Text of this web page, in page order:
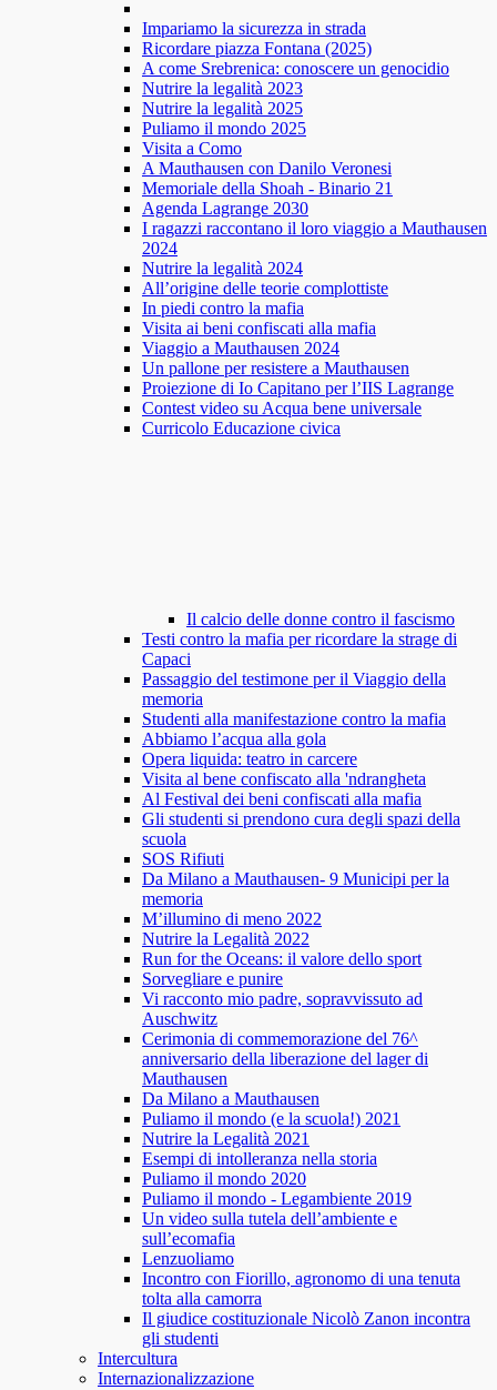
Impariamo la sicurezza in strada
Ricordare piazza Fontana (2025)
A come Srebrenica: conoscere un genocidio
Nutrire la legalità 2023
Nutrire la legalità 2025
Puliamo il mondo 2025
Visita a Como
A Mauthausen con Danilo Veronesi
Memoriale della Shoah - Binario 21
Agenda Lagrange 2030
I ragazzi raccontano il loro viaggio a Mauthausen
2024
Nutrire la legalità 2024
All’origine delle teorie complottiste
In piedi contro la mafia
Visita ai beni confiscati alla mafia
Viaggio a Mauthausen 2024
Un pallone per resistere a Mauthausen
Proiezione di Io Capitano per l’IIS Lagrange
Contest video su Acqua bene universale
Curricolo Educazione civica
Il calcio delle donne contro il fascismo
Testi contro la mafia per ricordare la strage di
Capaci
Passaggio del testimone per il Viaggio della
memoria
Studenti alla manifestazione contro la mafia
Abbiamo l’acqua alla gola
Opera liquida: teatro in carcere
Visita al bene confiscato alla 'ndrangheta
Al Festival dei beni confiscati alla mafia
Gli studenti si prendono cura degli spazi della
scuola
SOS Rifiuti
Da Milano a Mauthausen- 9 Municipi per la
memoria
M’illumino di meno 2022
Nutrire la Legalità 2022
Run for the Oceans: il valore dello sport
Sorvegliare e punire
Vi racconto mio padre, sopravvissuto ad
Auschwitz
Cerimonia di commemorazione del 76^
anniversario della liberazione del lager di
Mauthausen
Da Milano a Mauthausen
Puliamo il mondo (e la scuola!) 2021
Nutrire la Legalità 2021
Esempi di intolleranza nella storia
Puliamo il mondo 2020
Puliamo il mondo - Legambiente 2019
Un video sulla tutela dell’ambiente e
sull’ecomafia
Lenzuoliamo
Incontro con Fiorillo, agronomo di una tenuta
tolta alla camorra
Il giudice costituzionale Nicolò Zanon incontra
gli studenti
Intercultura
Internazionalizzazione